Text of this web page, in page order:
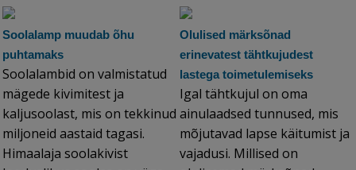
Soolalamp muudab õhu
puhtamaks
Soolalambid on valmistatud
mägede kivimitest ja
kaljusoolast, mis on tekkinud
miljoneid aastaid tagasi.
Himaalaja soolakivist
Olulised märksõnad
erinevatest tähtkujudest
lastega toimetulemiseks
Igal tähtkujul on oma
ainulaadsed tunnused, mis
mõjutavad lapse käitumist ja
vajadusi. Millised on